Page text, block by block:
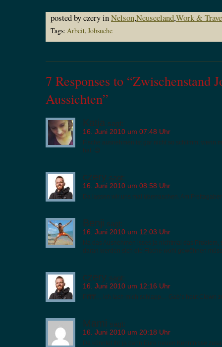
posted by czery inNelson,Neuseeland,Work &
Tags: Arbeit,Jobsuche
7 Responses to “Zwischenstand
Aussichten”
Katja sagt:
16. Juni 2010 um 07:48 Uhr
Fische ausnehmen ist gar nicht so schlimm, wenn
hat. 😉
czery sagt:
16. Juni 2010 um 08:58 Uhr
Da lassen wir uns mal überraschen. Am
Benji sagt:
16. Juni 2010 um 12:03 Uhr
Na das Ausnehmen isses ja nichtmal das
daran werden sich die Fische wohl gewöhnen
czery sagt:
16. Juni 2010 um 12:16 Uhr
Pffffff… ich lach mich schlapp… Gab’s heut Clown
Mami sagt:
16. Juni 2010 um 20:18 Uhr
Da könntet Ihr ja dann Eure neuen Kenntnisse